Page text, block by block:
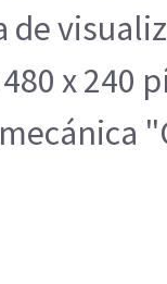
de
480 x